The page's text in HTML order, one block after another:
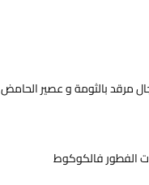
مرقد بالثومة و عصير الحامض
الفطور فالكوكوط